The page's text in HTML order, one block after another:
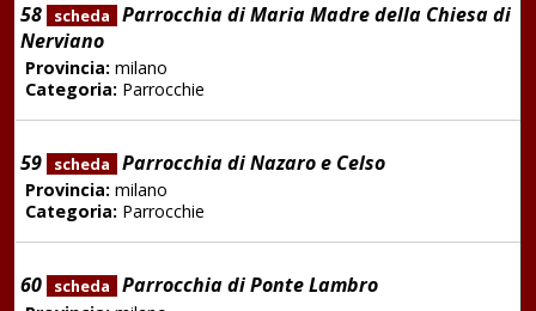
58 scheda
Parrocchia di Maria Madre della Chiesa di
Nerviano
Provincia:milano
Categoria:Parrocchie
59 scheda Parrocchia di Nazaro e Celso
Provincia:milano
Categoria:Parrocchie
60 scheda Parrocchia di Ponte Lambro